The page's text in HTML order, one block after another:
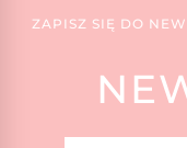
ZAPISZ SIĘ DO